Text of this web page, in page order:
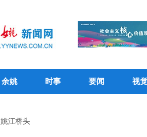
余姚 时事 要闻 视
姚江桥头